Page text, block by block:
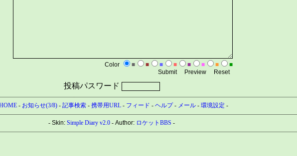
Color ■ ■ ■ ■ ■ ■ ■ ■
投稿パスワード
- お知らせ(3/8)- 記事検索- 携帯用URL- フィード - ヘルプ- メール- 環境設定 -
- Skin: Simple Diary v2.0 - Author: ロケットBBS -